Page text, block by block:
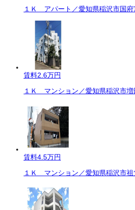
１Ｋ アパート／愛知県稲沢市国府
賃料2.6万円
１Ｋ マンション／愛知県稲沢市
賃料4.5万円
１Ｋ マンション／愛知県稲沢市